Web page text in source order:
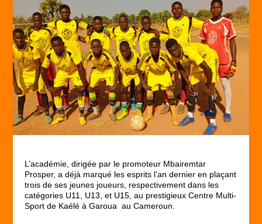
L’académie, dirigée par le promoteur Mbairemtar
Prosper, a déjà marqué les esprits l’an dernier en plaçant
trois de ses jeunes joueurs, respectivement dans les
catégories U11, U13, et U15, au prestigieux Centre Multi-
Sport de Kaélé à Garoua au Cameroun.